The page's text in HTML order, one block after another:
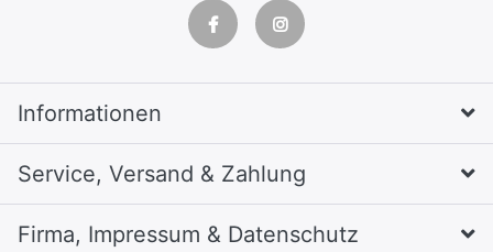
Informationen
Service, Versand & Zahlung
Firma, Impressum & Datenschutz